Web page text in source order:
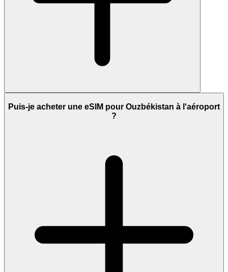
Puis-je acheter une eSIM pour Ouzbékistan à l'aéroport
?